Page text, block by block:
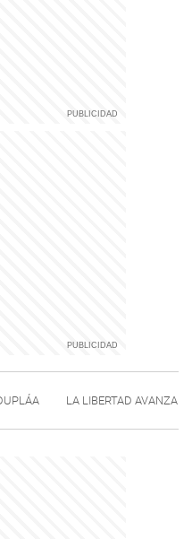
LA LIBERTAD AVANZA